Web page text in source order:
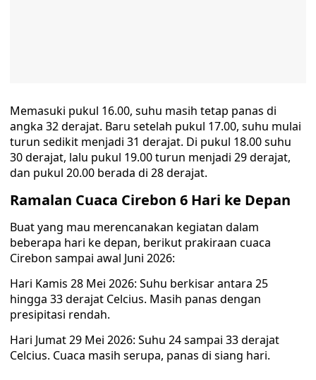
Memasuki pukul 16.00, suhu masih tetap panas di
angka 32 derajat. Baru setelah pukul 17.00, suhu mulai
turun sedikit menjadi 31 derajat. Di pukul 18.00 suhu
30 derajat, lalu pukul 19.00 turun menjadi 29 derajat,
dan pukul 20.00 berada di 28 derajat.
Ramalan Cuaca Cirebon 6 Hari ke Depan
Buat yang mau merencanakan kegiatan dalam
beberapa hari ke depan, berikut prakiraan cuaca
Cirebon sampai awal Juni 2026:
Hari Kamis 28 Mei 2026: Suhu berkisar antara 25
hingga 33 derajat Celcius. Masih panas dengan
presipitasi rendah.
Hari Jumat 29 Mei 2026: Suhu 24 sampai 33 derajat
Celcius. Cuaca masih serupa, panas di siang hari.